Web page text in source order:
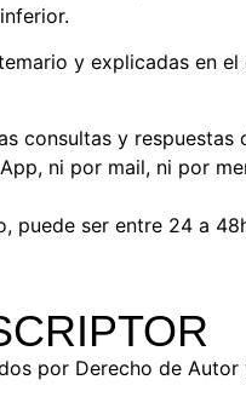
y explicadas en
consultas y
ni por mail, ni por
puede ser entre 24 a
por Derecho de